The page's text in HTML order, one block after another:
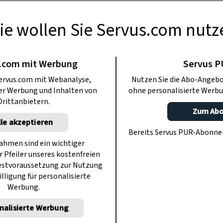
Ihre Hortensien
Triebe von Hortensien
Jahr auch sicher blühen.
wollen Sie Servus.com
mit Werbung
mit Webanalyse,
Werbung und Inhalten von
akzeptieren
sind ein wichtiger
unseres kostenfreien
zur Nutzung
für personalisierte
Werbung.
Werbung
Servus
Nutzen Sie die Abo-
ohne personalisierte
Zum
Bereits Servus PUR-